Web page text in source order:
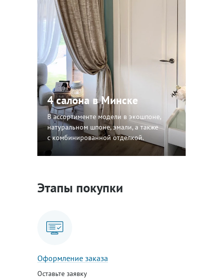
4 салона в Минске
В ассортименте модели в экошпоне,
натуральном шпоне, эмали, а также
с комбинированной отделкой.
Этапы покупки
Оформление заказа
Оставьте заявку